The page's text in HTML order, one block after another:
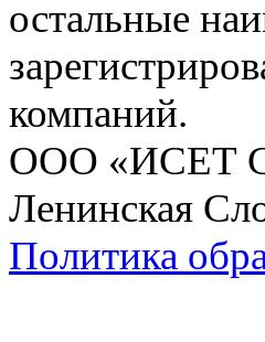
остальные
компаний.
ООО «ИСЕТ
Ленинская
Политика